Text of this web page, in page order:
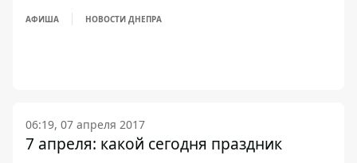
АФИША НОВОСТИ ДНЕПРА
06:19, 07 апреля 2017
7 апреля: какой сегодня праздник